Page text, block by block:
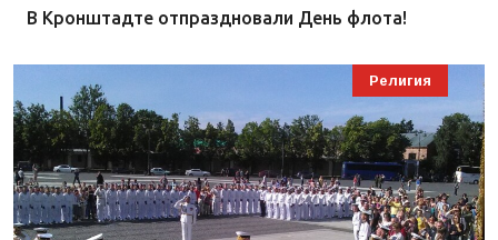
В Кронштадте отпраздновали День флота!
Религия